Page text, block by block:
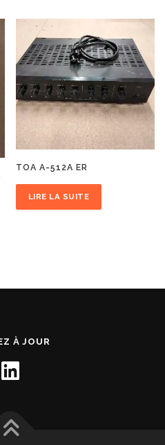
TOA A-512A ER
LIRE LA SUITE
À JOUR